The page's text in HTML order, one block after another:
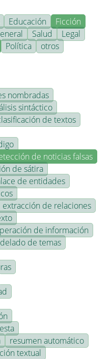
Educación
Ficción
Salud
Legal
Política otros
nombradas
sintáctico
de textos
de noticias falsas
de sátira
de entidades
extracción de relaciones
de información
de temas
resumen automático
textual